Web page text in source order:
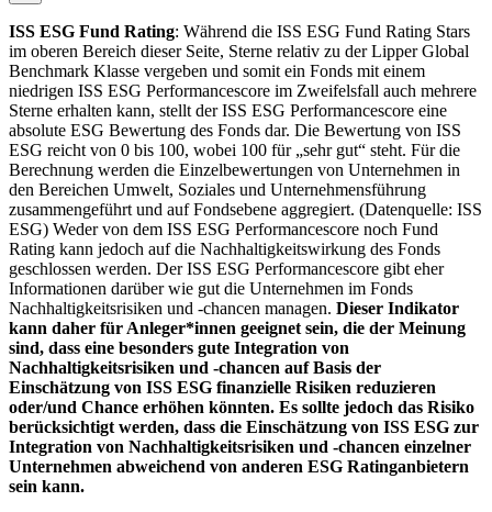
ISS ESG Fund Rating: Während die ISS ESG Fund Rating Stars
im oberen Bereich dieser Seite, Sterne relativ zu der Lipper Global
Benchmark Klasse vergeben und somit ein Fonds mit einem
niedrigen ISS ESG Performancescore im Zweifelsfall auch mehrere
Sterne erhalten kann, stellt der ISS ESG Performancescore eine
absolute ESG Bewertung des Fonds dar. Die Bewertung von ISS
ESG reicht von 0 bis 100, wobei 100 für „sehr gut“ steht. Für die
Berechnung werden die Einzelbewertungen von Unternehmen in
den Bereichen Umwelt, Soziales und Unternehmensführung
zusammengeführt und auf Fondsebene aggregiert. (Datenquelle: ISS
ESG) Weder von dem ISS ESG Performancescore noch Fund
Rating kann jedoch auf die Nachhaltigkeitswirkung des Fonds
geschlossen werden. Der ISS ESG Performancescore gibt eher
Informationen darüber wie gut die Unternehmen im Fonds
Nachhaltigkeitsrisiken und -chancen managen. Dieser Indikator
kann daher für Anleger*innen geeignet sein, die der Meinung
sind, dass eine besonders gute Integration von
Nachhaltigkeitsrisiken und -chancen auf Basis der
Einschätzung von ISS ESG finanzielle Risiken reduzieren
oder/und Chance erhöhen könnten. Es sollte jedoch das Risiko
berücksichtigt werden, dass die Einschätzung von ISS ESG zur
Integration von Nachhaltigkeitsrisiken und -chancen einzelner
Unternehmen abweichend von anderen ESG Ratinganbietern
sein kann.